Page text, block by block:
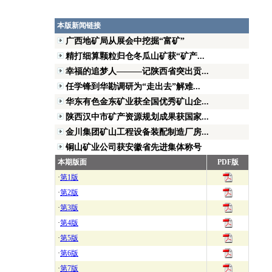
本版新闻链接
广西地矿局从展会中挖掘“富矿”
精打细算颗粒归仓冬瓜山矿获“矿产...
幸福的追梦人———记陕西省突出贡...
任学锋到华勘调研为“走出去”解难...
华东有色金东矿业获全国优秀矿山企...
陕西汉中市矿产资源规划成果获国家...
金川集团矿山工程设备装配制造厂房...
铜山矿业公司获安徽省先进集体称号
本期版面
PDF版
·第1版
·第2版
·第3版
·第4版
·第5版
·第6版
·第7版